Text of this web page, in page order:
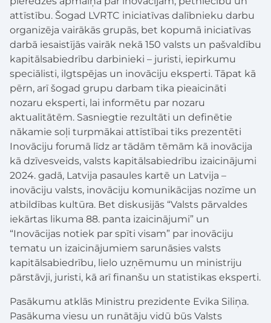
attīstību. Šogad LVRTC iniciatīvas dalībnieku darbu
organizēja vairākās grupās, bet kopumā iniciatīvas
darbā iesaistījās vairāk nekā 150 valsts un pašvaldību
kapitālsabiedrību darbinieki – juristi, iepirkumu
speciālisti, ilgtspējas un inovāciju eksperti. Tāpat kā
pērn, arī šogad grupu darbam tika pieaicināti
nozaru eksperti, lai informētu par nozaru
aktualitātēm. Sasniegtie rezultāti un definētie
nākamie soļi turpmākai attīstībai tiks prezentēti
Inovāciju forumā līdz ar tādām tēmām kā inovācija
kā dzīvesveids, valsts kapitālsabiedrību izaicinājumi
2024. gadā, Latvija pasaules kartē un Latvija –
inovāciju valsts, inovāciju komunikācijas nozīme un
atbildības kultūra. Bet diskusijās “Valsts pārvaldes
iekārtas likuma 88. panta izaicinājumi” un
“Inovācijas notiek par spīti visam” par inovāciju
tematu un izaicinājumiem sarunāsies valsts
kapitālsabiedrību, lielo uzņēmumu un ministriju
pārstāvji, juristi, kā arī finanšu un statistikas eksperti.
Pasākumu atklās Ministru prezidente Evika Siliņa.
Pasākuma viesu un runātāju vidū būs Valsts